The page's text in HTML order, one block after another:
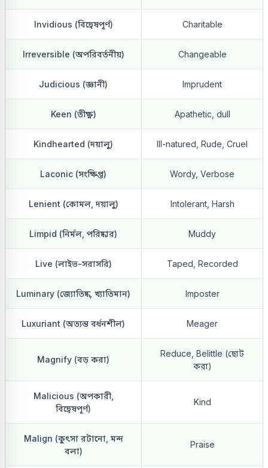
Invidious (বিদ্বেষপূর্ণ) Charitable
Irreversible (অপরিবর্তনীয়) Changeable
Judicious (জ্ঞানী) Imprudent
Keen (তীক্ষ্ণ) Apathetic, dull
Kindhearted (দয়ালু) Ill-natured, Rude, Cruel
Laconic (সংক্ষিপ্ত) Wordy, Verbose
Lenient (কোমল, দয়ালু) Intolerant, Harsh
Limpid (নির্মল, পরিষ্কার) Muddy
Live (লাইভ-সরাসরি) Taped, Recorded
Luminary (জ্যোতিষ্ক, খ্যাতিমান) Imposter
Luxuriant (অত্যন্ত বর্ধনশীল) Meager
Magnify (বড় করা)
Reduce, Belittle (ছোট
করা)
Malicious (অপকারী,
বিদ্বেষপূর্ণ)
Kind
Malign (কুৎসা রটানো, মন্দ
বলা)
Praise